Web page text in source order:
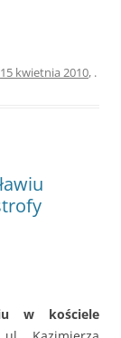
15 kwietnia 2010, .
w kościele